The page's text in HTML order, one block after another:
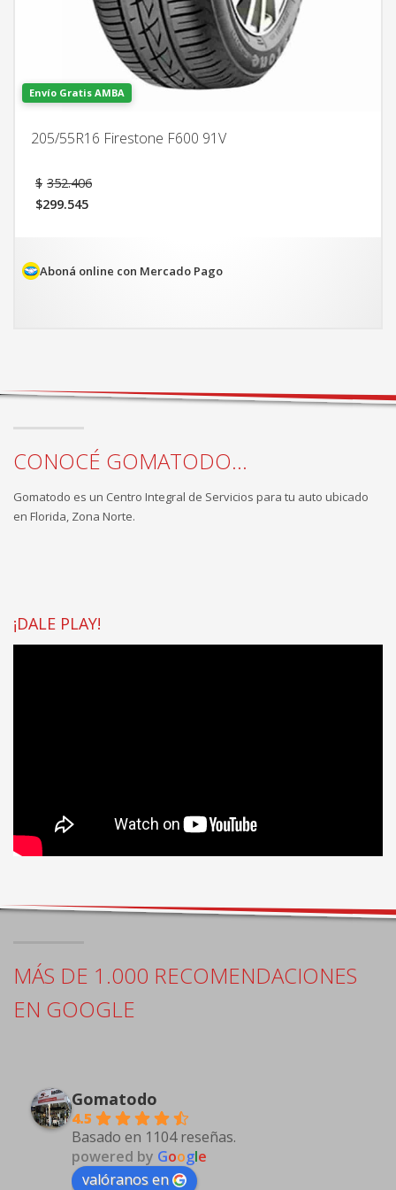
Envío Gratis AMBA
205/55R16 Firestone F600 91V
$ 352.406
$299.545
es:
$299.545.
Aboná online con Mercado Pago
CONOCÉ GOMATODO...
Gomatodo es un Centro Integral de Servicios para tu auto ubicado
en Florida, Zona Norte.
¡DALE PLAY!
MÁS DE 1.000 RECOMENDACIONES
EN GOOGLE
Gomatodo
4.5
Basado en 1104 reseñas.
powered by Google
valóranos en